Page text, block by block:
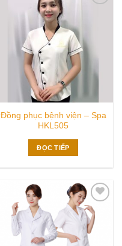
Đồng phục bệnh viện – Spa
HKL505
ĐỌC TIẾP
Add to
wishlist